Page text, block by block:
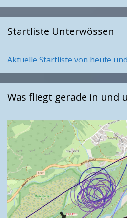
Startliste Unterwössen
Aktuelle Startliste von heute
Was fliegt gerade in und